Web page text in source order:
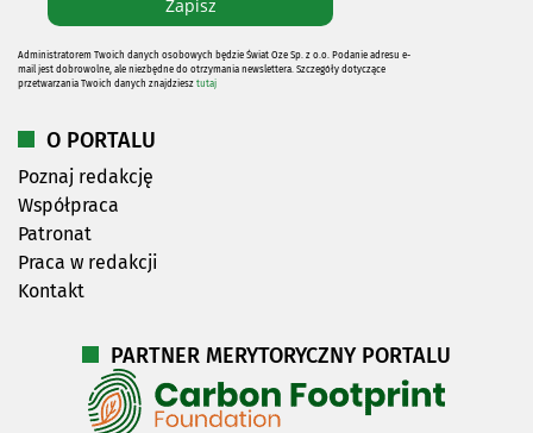
Administratorem Twoich danych osobowych będzie Świat Oze Sp. z o.o. Podanie adresu e-
mail jest dobrowolne, ale niezbędne do otrzymania newslettera. Szczegóły dotyczące
przetwarzania Twoich danych znajdziesz tutaj
O PORTALU
Poznaj redakcję
Współpraca
Patronat
Praca w redakcji
Kontakt
PARTNER MERYTORYCZNY PORTALU